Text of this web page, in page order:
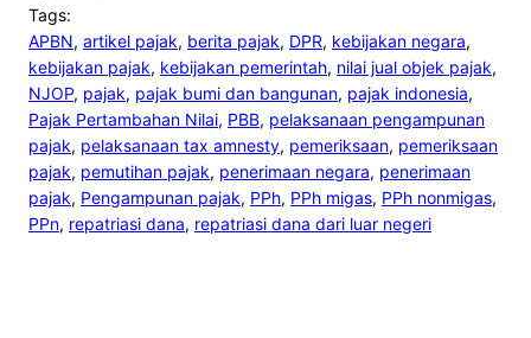
Tags:
APBN, artikel pajak, berita pajak, DPR, kebijakan negara
kebijakan pajak, kebijakan pemerintah, nilai jual objek pajak
NJOP, pajak, pajak bumi dan bangunan, pajak indonesia
Pajak Pertambahan Nilai, PBB, pelaksanaan pengampunan
pajak, pelaksanaan tax amnesty, pemeriksaan, pemeriksaan
pajak, pemutihan pajak, penerimaan negara, penerimaan
pajak, Pengampunan pajak, PPh, PPh migas, PPh nonmigas
PPn, repatriasi dana, repatriasi dana dari luar negeri